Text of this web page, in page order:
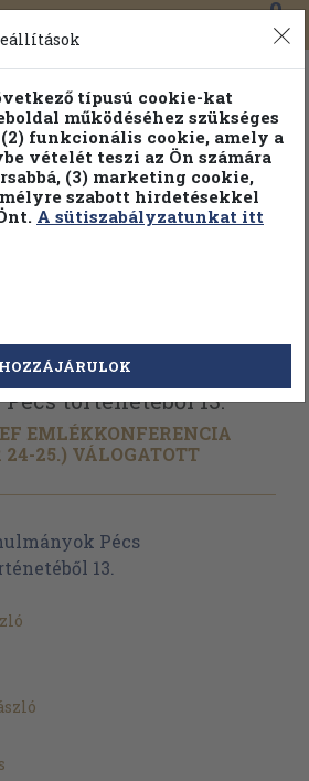
0
Válasszon példányt
történetéből 13.
EMLÉKKONFERENCIA
24-25.) VÁLOGATOTT
típusú cookie-kat
működéséhez szükséges
funkcionális cookie, amely a
vételét teszi az Ön számára
(3) marketing cookie,
szabott hirdetésekkel
A sütiszabályzatunkat itt
HOZZÁJÁRULOK